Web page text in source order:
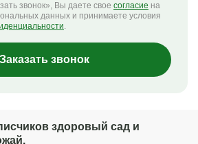
звонок», Вы даете свое согласие на
данных и принимаете условия
.
Заказать звонок
здоровый сад и